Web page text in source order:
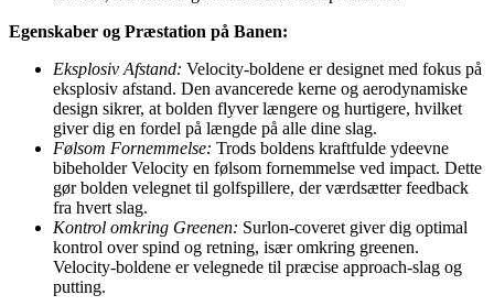
Egenskaber og Præstation på Banen:
Eksplosiv Afstand: Velocity-boldene er designet med fokus på
eksplosiv afstand. Den avancerede kerne og aerodynamiske
design sikrer, at bolden flyver længere og hurtigere, hvilket
giver dig en fordel på længde på alle dine slag.
Følsom Fornemmelse: Trods boldens kraftfulde ydeevne
bibeholder Velocity en følsom fornemmelse ved impact. Dette
gør bolden velegnet til golfspillere, der værdsætter feedback
fra hvert slag.
Kontrol omkring Greenen: Surlon-coveret giver dig optimal
kontrol over spind og retning, især omkring greenen.
Velocity-boldene er velegnede til præcise approach-slag og
putting.